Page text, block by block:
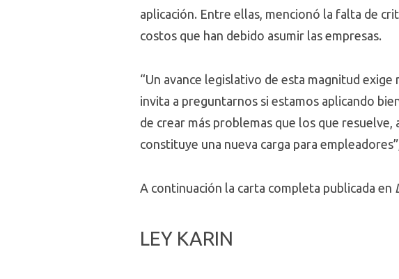
aplicación. Entre ellas, mencionó la falta de
costos que han debido asumir las empresas.
“Un avance legislativo de esta magnitud
invita a preguntarnos si estamos aplicando
de crear más problemas que los que
constituye una nueva carga para
A continuación la carta completa publicada en
LEY KARIN